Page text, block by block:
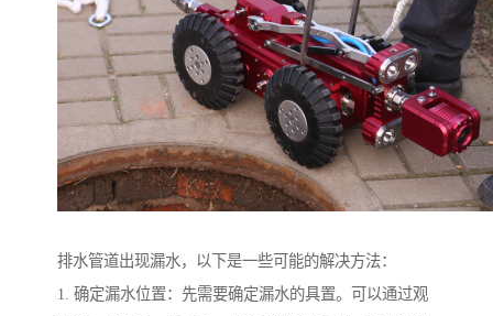
排水管道出现漏水，以下是一些可能的解决方法：
1. 确定漏水位置：先需要确定漏水的具置。可以通过观